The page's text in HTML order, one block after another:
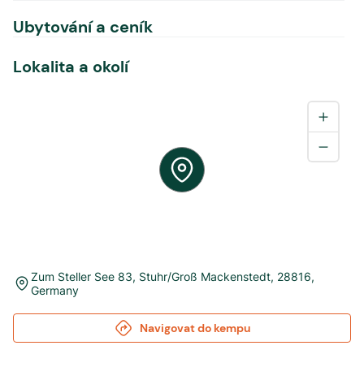
Ubytování a ceník
Lokalita a okolí
Zum Steller See 83, Stuhr/Groß Mackenstedt, 28816,
Germany
Navigovat do kempu